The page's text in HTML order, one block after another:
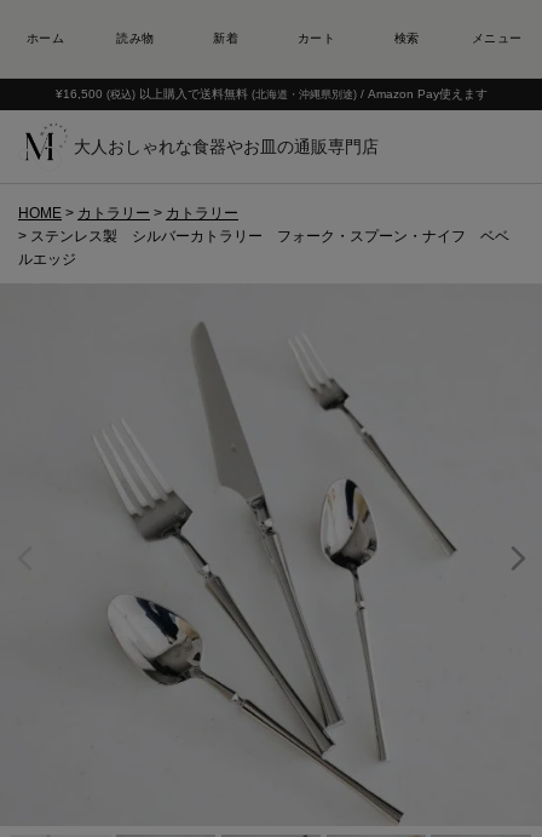
¥16,500 (税込) 以上購入で送料無料 (北海道・沖縄県別途) / Amazon Pay使えます
大人おしゃれな食器やお皿の通販専門店
HOME カトラリー
カトラリー
ステンレス製 シルバーカトラリー フォーク・スプーン・ナイフ ベベ
ルエッジ